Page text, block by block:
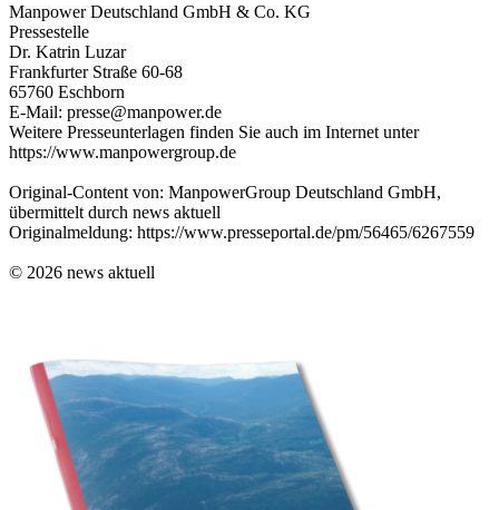
Manpower Deutschland GmbH & Co. KG
Pressestelle
Dr. Katrin Luzar
Frankfurter Straße 60-68
65760 Eschborn
E-Mail: presse@manpower.de
Weitere Presseunterlagen finden Sie auch im Internet unter
https://www.manpowergroup.de
Original-Content von: ManpowerGroup Deutschland GmbH,
übermittelt durch news aktuell
Originalmeldung: https://www.presseportal.de/pm/56465/6267559
© 2026 news aktuell